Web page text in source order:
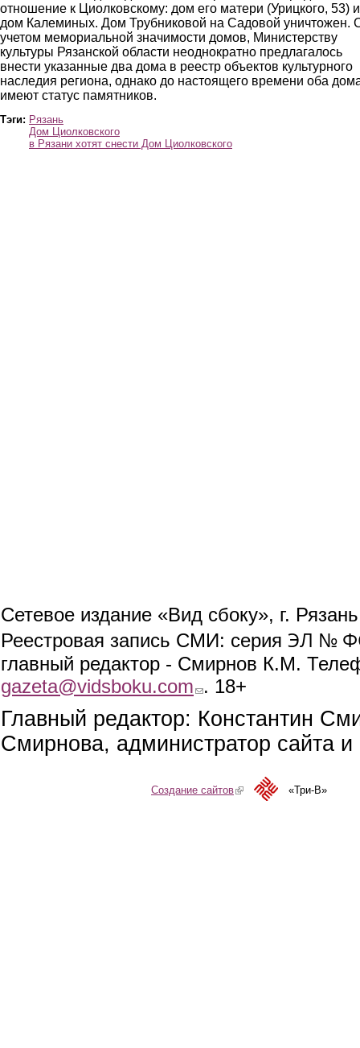
отношение к Циолковскому: дом его матери (Урицкого, 53) и
дом Калеминых. Дом Трубниковой на Садовой уничтожен.
учетом мемориальной значимости домов, Министерству
культуры Рязанской области неоднократно предлагалось
внести указанные два дома в реестр объектов культурного
наследия региона, однако до настоящего времени оба
имеют статус памятников.
Тэги: Рязань
Дом Циолковского
в Рязани хотят снести Дом Циолковского
Сетевое издание «Вид сбоку», г.
Реестровая запись СМИ: серия ЭЛ №
главный редактор - Смирнов К.М.
gazeta@vidsboku.com (link sends e-mail)
. 18+
Главный редактор: Константин
Смирнова, администратор сайта
Создание сайтов(link is external)«Три-В»